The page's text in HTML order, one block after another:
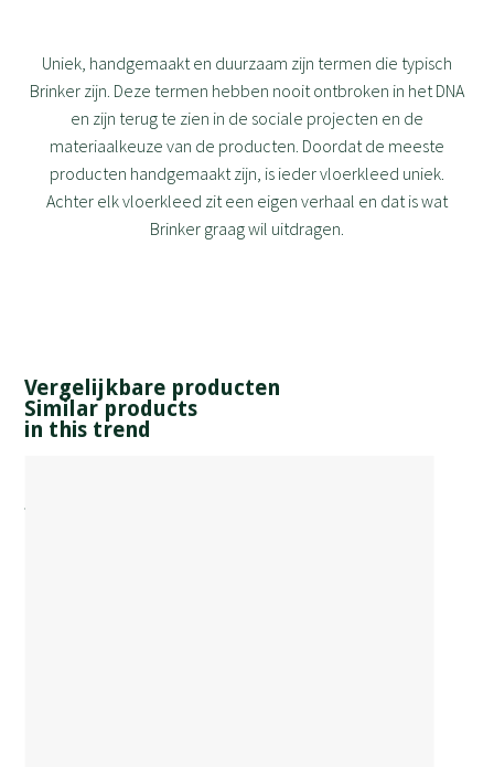
Uniek, handgemaakt en duurzaam zijn termen die typisch
Brinker zijn. Deze termen hebben nooit ontbroken in het DNA
en zijn terug te zien in de sociale projecten en de
materiaalkeuze van de producten. Doordat de meeste
producten handgemaakt zijn, is ieder vloerkleed uniek.
Achter elk vloerkleed zit een eigen verhaal en dat is wat
Brinker graag wil uitdragen.
Vergelijkbare producten
Similar products
in this trend